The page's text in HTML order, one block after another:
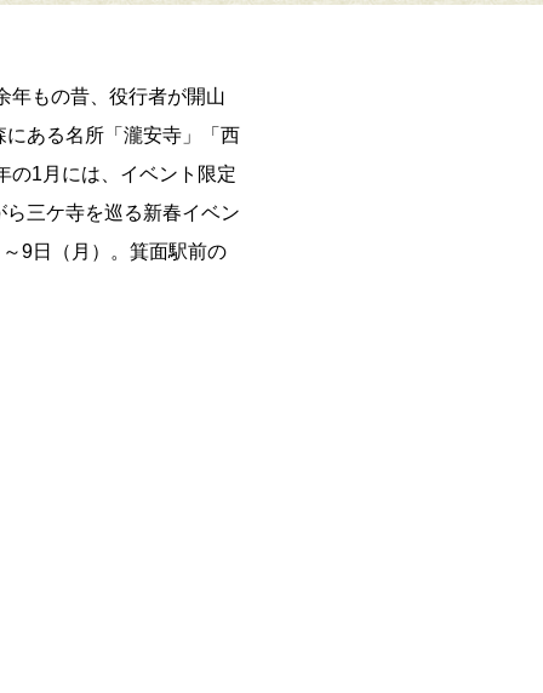
年もの昔、役行者が開山
ある名所「瀧安寺」「西
の1月には、イベント限定
三ケ寺を巡る新春イベン
9日（月）。箕面駅前の